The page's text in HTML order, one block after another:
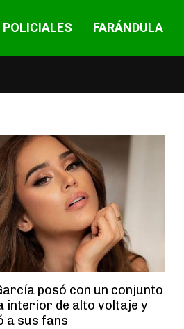
POLICIALES FARÁNDULA
posó con un conjunto
interior de alto voltaje y
a sus fans